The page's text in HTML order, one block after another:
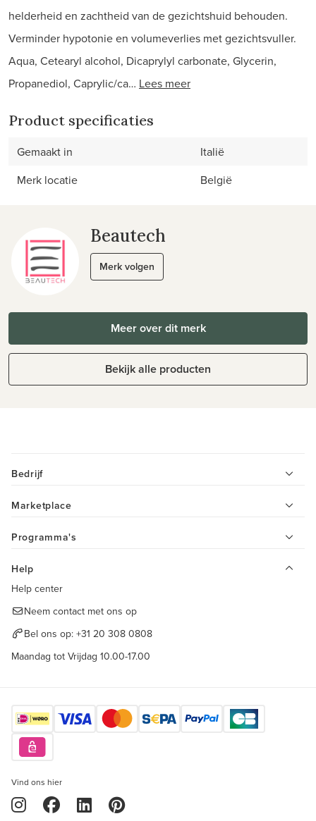
helderheid en zachtheid van de gezichtshuid behouden.
Verminder hypotonie en volumeverlies met gezichtsvuller.
Aqua, Cetearyl alcohol, Dicaprylyl carbonate, Glycerin,
Propanediol, Caprylic/ca… Lees meer
Product specificaties
Gemaakt in
Italië
Merk locatie
België
Beautech
Merk volgen
Meer over dit merk
Bekijk alle producten
Bedrijf
Marketplace
Programma's
Help
Help center
Neem contact met ons op
Bel ons op: +31 20 308 0808
Maandag tot Vrijdag 10.00-17.00
Vind ons hier